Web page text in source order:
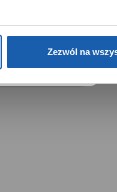
Zezwól na
preferencje.